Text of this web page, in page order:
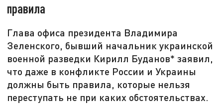
правила
Глава офиса президента Владимира
Зеленского, бывший начальник украинской
военной разведки Кирилл Буданов* заявил,
что даже в конфликте России и Украины
должны быть правила, которые нельзя
переступать не при каких обстоятельствах.